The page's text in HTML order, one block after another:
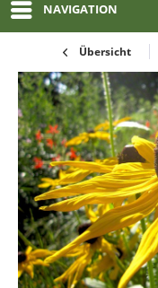
NAVIGATION
Übersicht